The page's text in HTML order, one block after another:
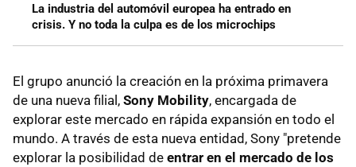
La industria del automóvil europea ha entrado en
crisis. Y no toda la culpa es de los microchips
El grupo anunció la creación en la próxima primavera
de una nueva filial, Sony Mobility, encargada de
explorar este mercado en rápida expansión en todo el
mundo. A través de esta nueva entidad, Sony "pretende
explorar la posibilidad de entrar en el mercado de los